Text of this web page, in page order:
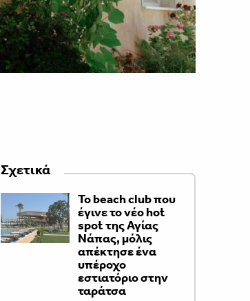
Σχετικά
Το beach club που
έγινε το νέο hot
spot της Αγίας
Νάπας, μόλις
απέκτησε ένα
υπέροχο
εστιατόριο στην
ταράτσα